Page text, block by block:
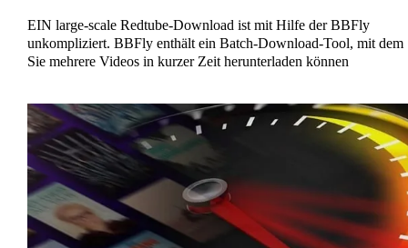
EIN large-scale Redtube-Download ist mit Hilfe der BBFly
unkompliziert. BBFly enthält ein Batch-Download-Tool, mit dem
Sie mehrere Videos in kurzer Zeit herunterladen können